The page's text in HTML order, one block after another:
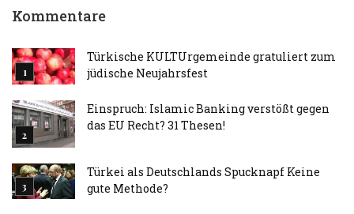
Kommentare
Türkische KULTUrgemeinde gratuliert zum
jüdische Neujahrsfest
Einspruch: Islamic Banking verstößt gegen
das EU Recht? 31 Thesen!
Türkei als Deutschlands Spucknapf Keine
gute Methode?